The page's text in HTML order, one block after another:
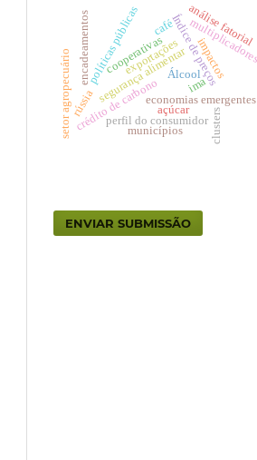
economias emergentes
políticas públicas
segurança alimentarÍndice de preços
açúcar
Álcool
exportações
cooperativas
crédito de carbono
impactos
encadeamentos multiplicadores
setor agropecuário
café
perfil do consumidor
análise fatorial
clusters
ima
municípios
rússia
ENVIAR SUBMISSÃO